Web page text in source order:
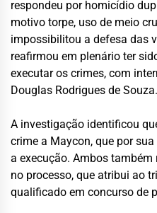
respondeu por homicídio
motivo torpe, uso de meio
impossibilitou a defesa das
reafirmou em plenário ter
executar os crimes, com
Douglas Rodrigues de Souza.
A investigação identificou
crime a Maycon, que por
a execução. Ambos
no processo, que atribui ao
qualificado em concurso de